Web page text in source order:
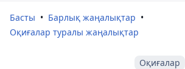
Басты
Барлық жаңалықтар
Оқиғалар туралы жаңалықтар
Оқиғалар